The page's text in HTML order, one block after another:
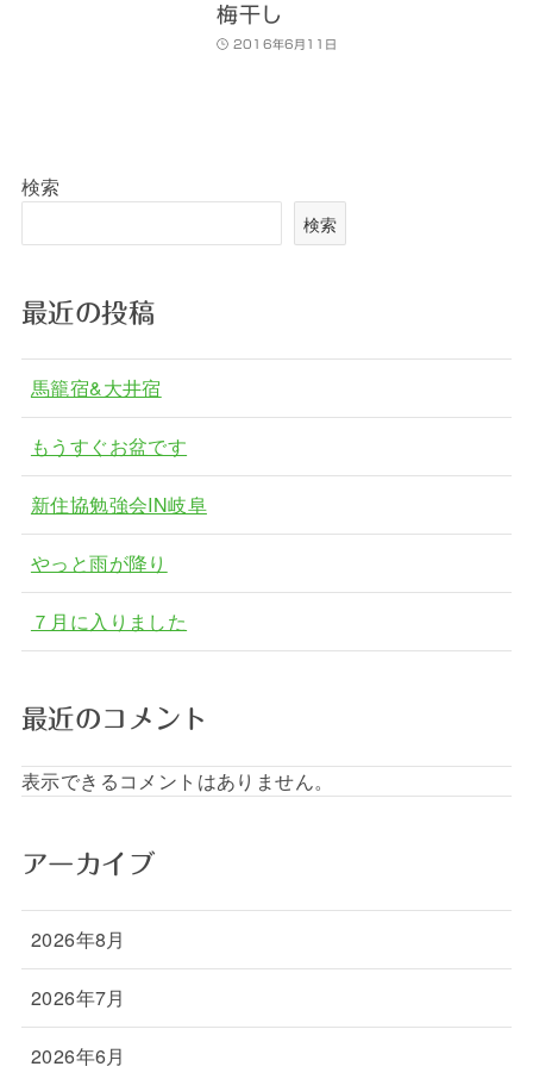
梅干し
2016年6月11日
検索
検索
最近の投稿
馬籠宿&大井宿
もうすぐお盆です
新住協勉強会IN岐阜
やっと雨が降り
７月に入りました
最近のコメント
表示できるコメントはありません。
アーカイブ
2026年8月
2026年7月
2026年6月